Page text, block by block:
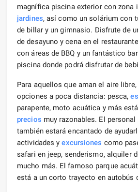
magnífica piscina exterior con zona
jardines, así como un solárium con
de billar y un gimnasio. Disfrute de
de desayuno y cena en el
con áreas de BBQ y un fantástico
piscina donde podrá disfrutar de
Para aquellos que aman el aire
opciones a poca distancia: pesca,
parapente, moto acuática y más
precios muy razonables. El
también estará encantado de
actividades yexcursiones como
safari en jeep, senderismo, alquiler
mucho más. El famoso parque
está a un corto trayecto en autobús